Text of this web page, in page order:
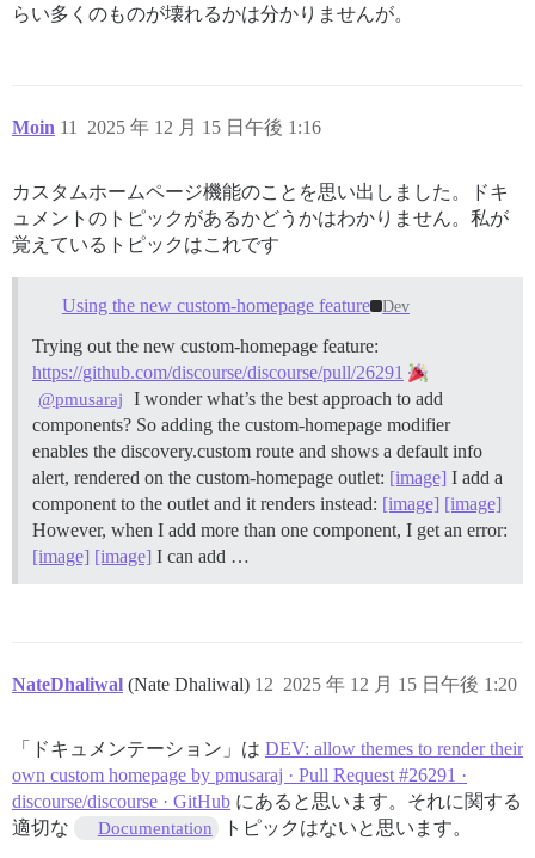
らい多くのものが壊れるかは分かりませんが。
Moin 2025 年 12 月 15 日午後 1:16
11
カスタムホームページ機能のことを思い出しました。ドキ
ュメントのトピックがあるかどうかはわかりません。私が
覚えているトピックはこれです
Using the new custom-homepage feature Dev
Trying out the new custom-homepage feature:
https://github.com/discourse/discourse/pull/26291
@pmusaraj
I wonder what’s the best approach to add
components? So adding the custom-homepage modifier
enables the discovery.custom route and shows a default info
alert, rendered on the custom-homepage outlet: [image] I add a
component to the outlet and it renders instead: [image] [image]
However, when I add more than one component, I get an error:
[image] [image] I can add …
NateDhaliwal (Nate Dhaliwal) 2025 年 12 月 15 日午後 1:20
12
「ドキュメンテーション」は DEV: allow themes to render their
own custom homepage by pmusaraj · Pull Request #26291 ·
discourse/discourse · GitHub にあると思います。それに関する
適切な
Documentation トピックはないと思います。